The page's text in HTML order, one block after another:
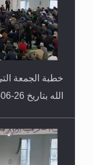
خطبة الجمعة
الله بتاريخ 26-06-2026